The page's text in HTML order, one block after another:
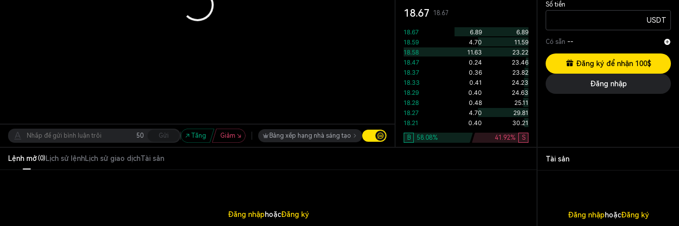
50 Gửi Tăng Giảm Bảng xếp hạng nhà sáng tạo
18.67 18.67
B 58.08% 41.92% S
Lệnh mở(0) Lịch sử lệnhLịch sử giao dịchTài sản
Đăng nhậphoặcĐăng ký
Số tiền
USDT
Có sẵn --
Đăng nhập
Đăng ký để nhận 100$
Tài sản
Đăng nhậphoặcĐăng ký